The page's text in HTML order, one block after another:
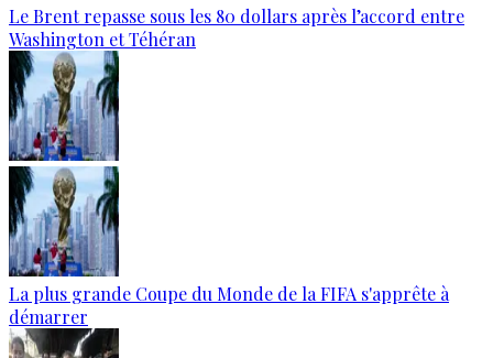
Le Brent repasse sous les 80 dollars après l’accord entre
Washington et Téhéran
La plus grande Coupe du Monde de la FIFA s'apprête à
démarrer